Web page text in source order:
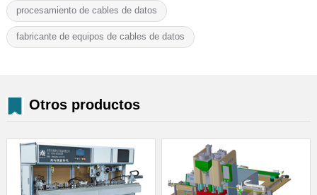
procesamiento de cables de datos
fabricante de equipos de cables de datos
Otros productos